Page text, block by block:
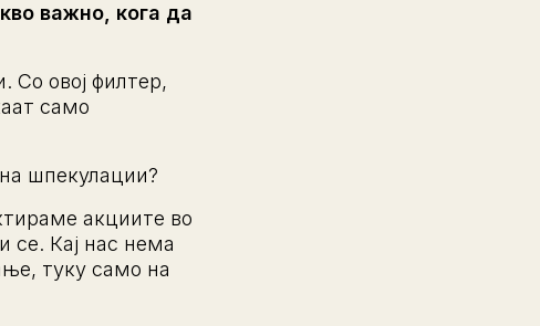
важно, кога да
Со овој филтер,
само
шпекулации?
акциите во
се. Кај нас нема
туку само на